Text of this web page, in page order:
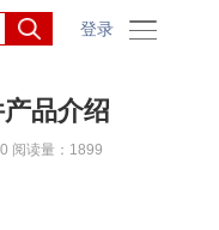
登录
品介绍
阅读量：1899